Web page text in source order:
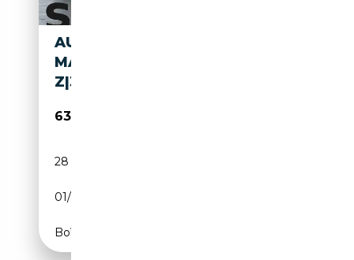
AUDI Q8 45 TDI QU.
MATRIX|ACC|LUFT|HUD|4XSH
Z|360°|AHK
63 880€
28 302 km
01/2025
Boîte automatique